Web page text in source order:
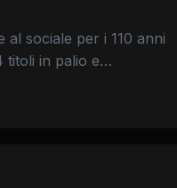
sociale per i 110 anni
titoli in palio e…